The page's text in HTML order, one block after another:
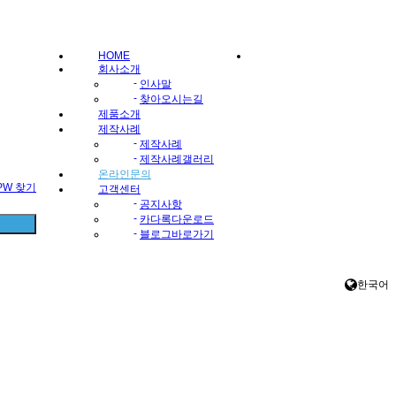
HOME
회사소개
- 인사말
- 찾아오시는길
제품소개
제작사례
- 제작사례
- 제작사례갤러리
온라인문의
고객센터
- 공지사항
- 카다록다운로드
- 블로그바로가기
찾기
한국어